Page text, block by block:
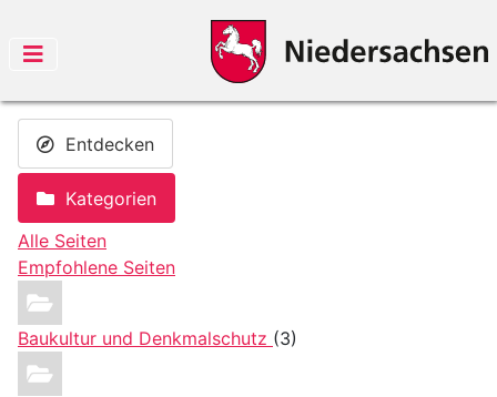
Entdecken
Kategorien
Alle Seiten
Empfohlene Seiten
Baukultur und Denkmalschutz (3)